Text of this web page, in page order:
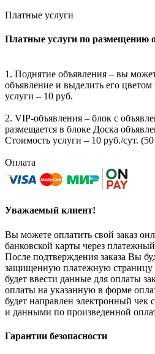
Платные услуги
Платные услуги по размещению
1. Поднятие объявления – вы
объявление и выделить его
услуги – 10 руб.
2. VIP-объявления – блок с
размещается в блоке Доска
Стоимость услуги – 10 руб./сут.
Оплата
Уважаемый клиент!
Вы можете оплатить свой заказ
банковской карты через
После подтверждения заказа Вы
защищенную платежную страницу
будет ввести данные для оплаты
оплаты на указанную в форме
будет направлен электронный чек
и данными по произведенной
Гарантии безопасности